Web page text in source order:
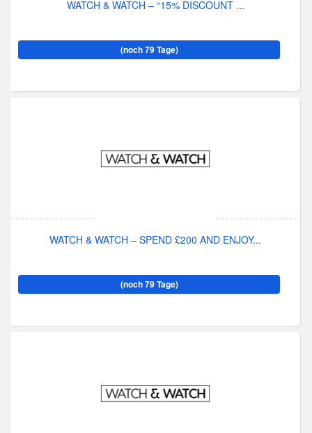
WATCH & WATCH – “15% DISCOUNT ...
(noch 79 Tage)
WATCH & WATCH – SPEND £200 AND ENJOY...
(noch 79 Tage)